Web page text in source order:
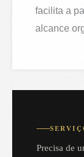
facilita a
alcance
Precisa de